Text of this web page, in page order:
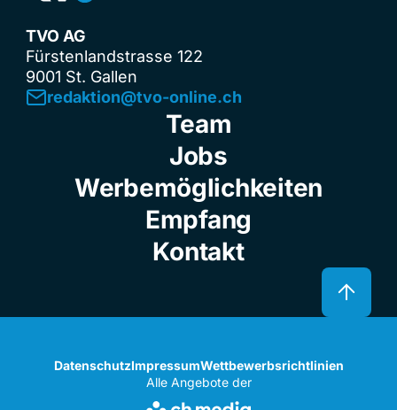
TVO AG
Fürstenlandstrasse 122
9001 St. Gallen
redaktion@tvo-online.ch
Team
Jobs
Werbemöglichkeiten
Empfang
Kontakt
DatenschutzImpressumWettbewerbsrichtlinien
Alle Angebote der